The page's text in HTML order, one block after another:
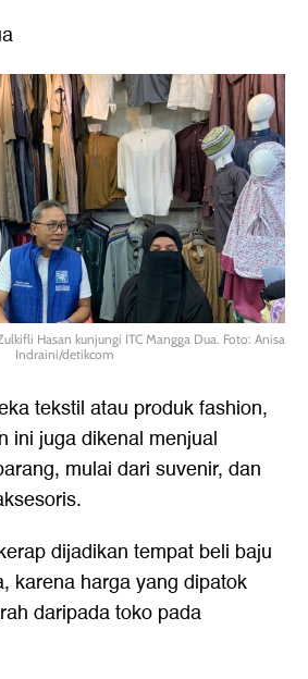
Hasan kunjungi ITC Mangga Dua. Foto: Anisa
Indraini/detikcom
tekstil atau produk fashion,
ini juga dikenal menjual
mulai dari suvenir, dan
dijadikan tempat beli baju
karena harga yang dipatok
daripada toko pada